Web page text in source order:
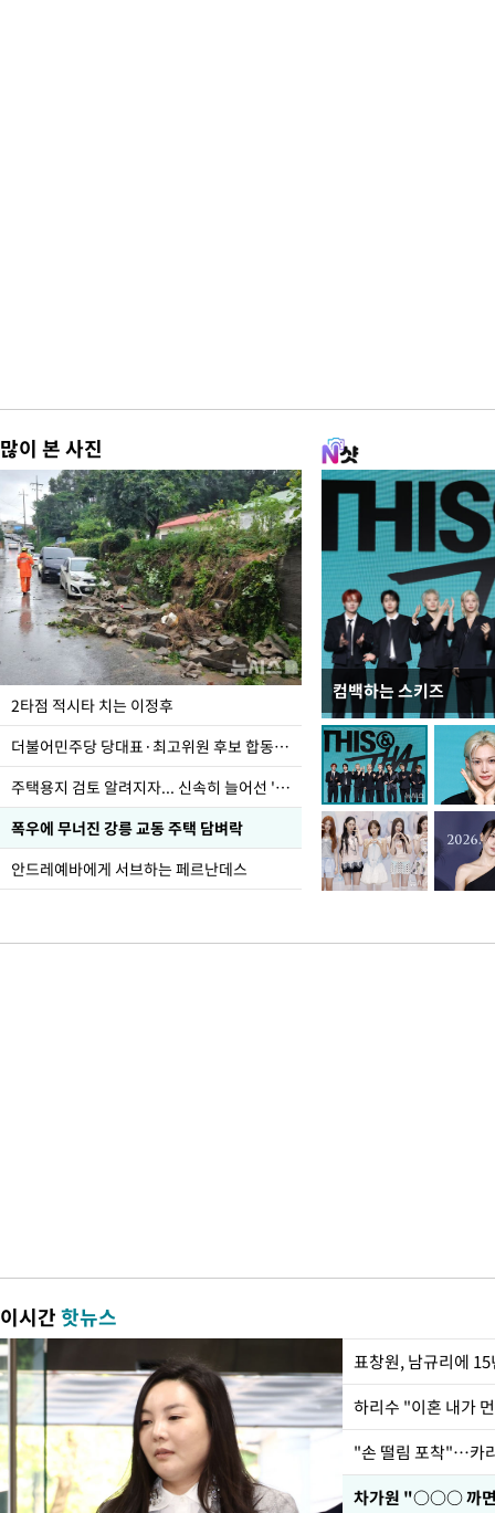
많이 본 사진
2타점 적시타 치는 이정후
더불어민주당 당대표·최고위원 후보 합동연설회
주택용지 검토 알려지자... 신속히 늘어선 '근조화환'
폭우에 무너진 강릉 교동 주택 담벼락
안드레예바에게 서브하는 페르난데스
컴백하는 스키즈
청와대 일주일
이시간핫뉴스
하리수 "이혼 내가
"손 떨림 포착"…카